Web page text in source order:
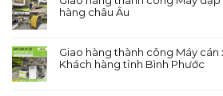
hàng châu Âu
Giao hàng thành công Máy cán
Khách hàng tỉnh Bình Phước